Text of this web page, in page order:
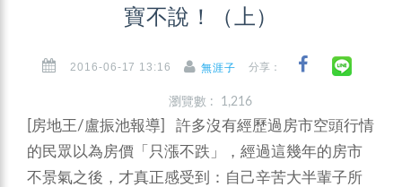
寶不說！（上）
2016-06-17 13:16 無涯子 分享：
瀏覽數 : 1,216
[房地王/盧振池報導] 許多沒有經歷過房市空頭行情
的民眾以為房價「只漲不跌」，經過這幾年的房市
不景氣之後，才真正感受到：自己辛苦大半輩子所